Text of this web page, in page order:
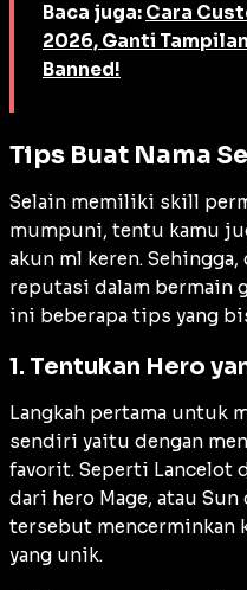
Baca juga: Cara
2026, Ganti
Banned!
Tips Buat Nama
Selain memiliki skill
mumpuni, tentu kamu
akun ml keren.
reputasi dalam bermain
ini beberapa tips yang
1. Tentukan Hero
Langkah pertama untuk
sendiri yaitu dengan
favorit. Seperti Lancelot
dari hero Mage, atau Sun
tersebut mencerminkan
yang unik.